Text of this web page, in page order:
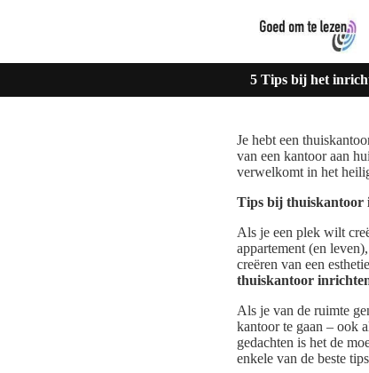
5 Tips bij het
Je hebt een
van een kantoor aan
verwelkomt in het
Tips bij thuiskantoor
Als je een plek wilt
appartement (en
creëren van een
thuiskantoor
Als je van de ruimte
kantoor te gaan – ook
gedachten is het de
enkele van de beste